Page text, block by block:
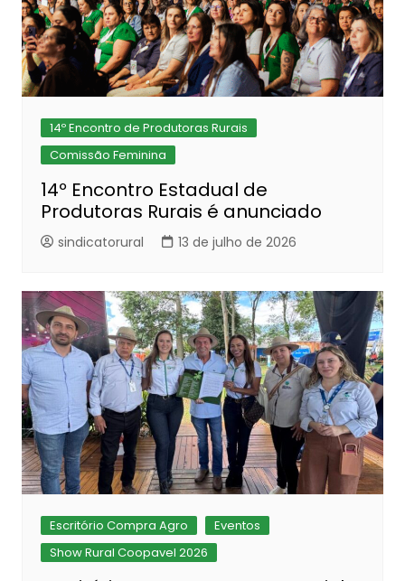
14º Encontro de Produtoras Rurais
Comissão Feminina
14º Encontro Estadual de
Produtoras Rurais é anunciado
sindicatorural 13 de julho de 2026
Escritório Compra Agro
Eventos
Show Rural Coopavel 2026